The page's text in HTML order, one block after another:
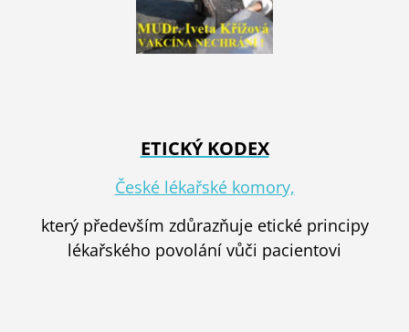
ETICKÝ KODEX
České lékařské komory,
který především zdůrazňuje etické principy
lékařského povolání vůči pacientovi